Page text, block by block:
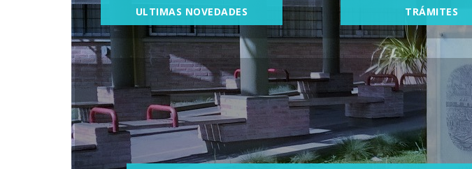
ULTIMAS NOVEDADES TRÁMITES